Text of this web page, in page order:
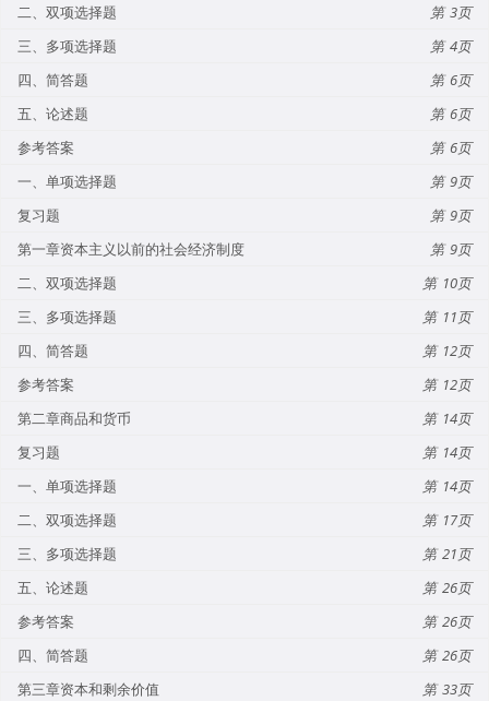
二、双项选择题
3
三、多项选择题
4
四、简答题
6
五、论述题
6
参考答案
6
一、单项选择题
9
复习题
9
第一章资本主义以前的社会经济制度
9
二、双项选择题
10
三、多项选择题
11
四、简答题
12
参考答案
12
第二章商品和货币
14
复习题
14
一、单项选择题
14
二、双项选择题
17
三、多项选择题
21
五、论述题
26
参考答案
26
四、简答题
26
第三章资本和剩余价值
33